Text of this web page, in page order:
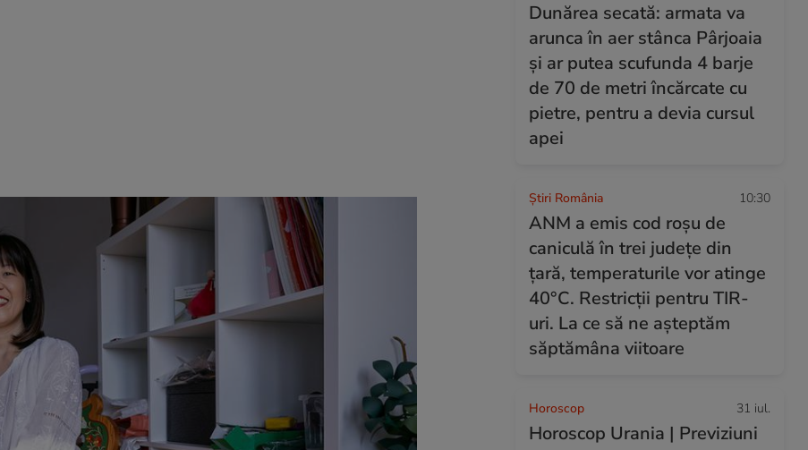
Dunărea secată: armata va
arunca în aer stânca Pârjoaia
și ar putea scufunda 4 barje
de 70 de metri încărcate cu
pietre, pentru a devia cursul
apei
Știri România 10:30
ANM a emis cod roșu de
caniculă în trei județe din
țară, temperaturile vor atinge
40°C. Restricții pentru TIR-
uri. La ce să ne așteptăm
săptămâna viitoare
Horoscop 31 iul.
Horoscop Urania | Previziuni